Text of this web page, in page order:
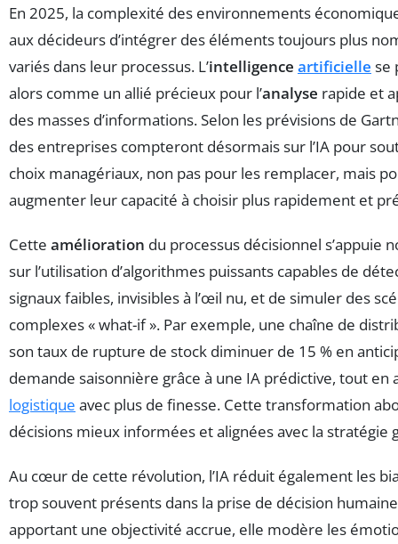
En 2025, la complexité des environnements
aux décideurs d’intégrer des éléments toujours plus
variés dans leur processus. L’intelligence artificielle se
alors comme un allié précieux pour l’analyse rapide et
des masses d’informations. Selon les prévisions de
des entreprises compteront désormais sur l’IA pour
choix managériaux, non pas pour les remplacer, mais
augmenter leur capacité à choisir plus rapidement et
Cette amélioration du processus décisionnel s’appuie
sur l’utilisation d’algorithmes puissants capables de
signaux faibles, invisibles à l’œil nu, et de simuler des
complexes « what-if ». Par exemple, une chaîne de
son taux de rupture de stock diminuer de 15 % en
demande saisonnière grâce à une IA prédictive, tout en
logistique avec plus de finesse. Cette transformation
décisions mieux informées et alignées avec la stratégie
Au cœur de cette révolution, l’IA réduit également les
trop souvent présents dans la prise de décision
apportant une objectivité accrue, elle modère les